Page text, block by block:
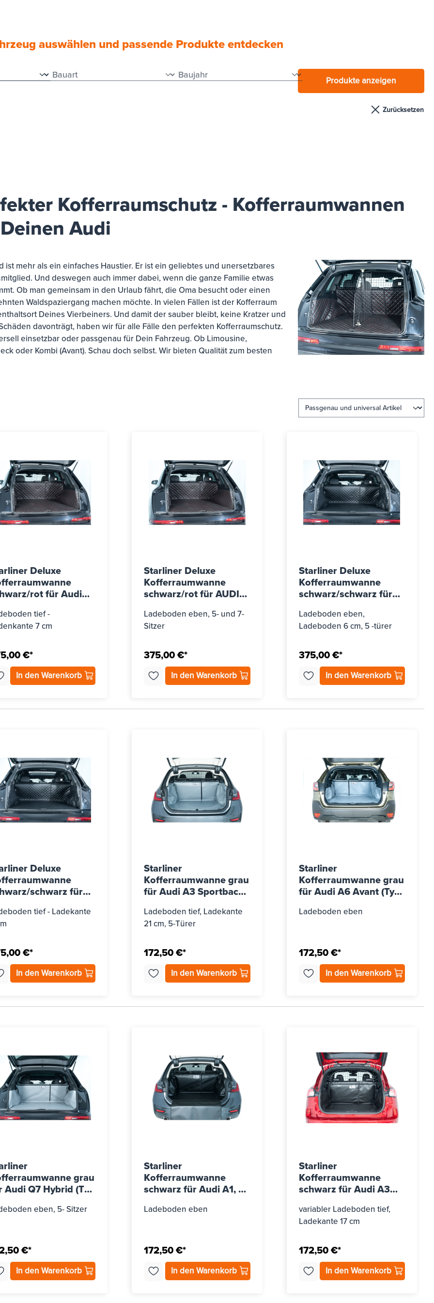
auswählen und passende Produkte entdecken
Produkte anzeigen
Zurücksetzen
Kofferraumschutz - Kofferraumwannen
Audi
ist mehr als ein einfaches Haustier. Er ist ein geliebtes und unersetzbares
Und deswegen auch immer dabei, wenn die ganze Familie etwas
Ob man gemeinsam in den Urlaub fährt, die Oma besucht oder einen
Waldspaziergang machen möchte. In vielen Fällen ist der Kofferraum
Deines Vierbeiners. Und damit der sauber bleibt, keine Kratzer und
davonträgt, haben wir für alle Fälle den perfekten Kofferraumschutz.
einsetzbar oder passgenau für Dein Fahrzeug. Ob Limousine,
oder Kombi (Avant). Schau doch selbst. Wir bieten Qualität zum besten
Deluxe
rot für Audi
tief -
7 cm
€*
In den Warenkorb
Starliner Deluxe
Kofferraumwanne
schwarz/rot für AUDI
2019 und Facelift, ab
Bj. 2019
Ladeboden eben, 5- und 7-
Sitzer
375,00 €*
In den Warenkorb
Starliner Deluxe
Kofferraumwanne
schwarz/schwarz für
(Typ GY), ab Bj. 2020
Ladeboden eben,
Ladeboden 6 cm, 5 -türer
375,00 €*
In den Warenkorb
Deluxe
schwarz für
GU (FY), ab Bj.
tief - Ladekante
€*
In den Warenkorb
Starliner
Kofferraumwanne grau
für Audi A3 Sportback
2012
Ladeboden tief, Ladekante
21 cm, 5-Türer
172,50 €*
In den Warenkorb
Starliner
Kofferraumwanne grau
für Audi A6 Avant (Typ
Ladeboden eben
172,50 €*
In den Warenkorb
grau
Audi Q7 Hybrid (Typ
eben, 5- Sitzer
€*
In den Warenkorb
Starliner
Kofferraumwanne
schwarz für Audi A1, Bj.
Ladeboden eben
172,50 €*
In den Warenkorb
Starliner
Kofferraumwanne
schwarz für Audi A3
Hybrid, ab Bj. 2024
variabler Ladeboden tief,
Ladekante 17 cm
172,50 €*
In den Warenkorb